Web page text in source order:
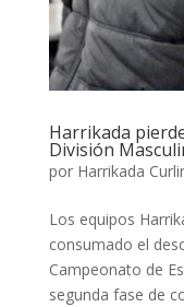
Harrikada
División
por Harrikada
Los equipos
consumado el
Campeonato de
segunda fase de